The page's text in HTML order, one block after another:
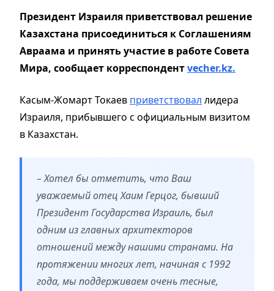
Президент Израиля приветствовал решение
Казахстана присоединиться к Соглашениям
Авраама и принять участие в работе Совета
Мира, сообщает корреспондентvecher.kz.
Касым-Жомарт Токаев приветствовал лидера
Израиля, прибывшего с официальным визитом
в Казахстан.
– Хотел бы отметить, что Ваш
уважаемый отец Хаим Герцог, бывший
Президент Государства Израиль, был
одним из главных архитекторов
отношений между нашими странами. На
протяжении многих лет, начиная с 1992
года, мы поддерживаем очень тесные,